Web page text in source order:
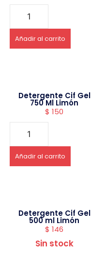
Añadir al carrito
Detergente Cif Gel
750 Ml Limón
$ 150
Añadir al carrito
Detergente Cif Gel
500 ml Limón
$ 146
Sin stock